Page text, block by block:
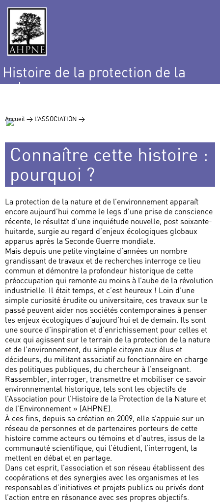
Histoire de la protection de la
nature
Accueil > L’ASSOCIATION >
Connaître cette histoire :
pourquoi ?
La protection de la nature et de l’environnement apparaît
encore aujourd’hui comme le legs d’une prise de conscience
récente, le résultat d’une inquiétude nouvelle, post soixante-
huitarde, surgie au regard d’enjeux écologiques globaux
apparus après la Seconde Guerre mondiale.
Mais depuis une petite vingtaine d’années un nombre
grandissant de travaux et de recherches interroge ce lieu
commun et démontre la profondeur historique de cette
préoccupation qui remonte au moins à l’aube de la révolution
industrielle. Il était temps, et c’est heureux ! Loin d’une
simple curiosité érudite ou universitaire, ces travaux sur le
passé peuvent aider nos sociétés contemporaines à penser
les enjeux écologiques d’aujourd’hui et de demain. Ils sont
une source d’inspiration et d’enrichissement pour celles et
ceux qui agissent sur le terrain de la protection de la nature
et de l’environnement, du simple citoyen aux élus et
décideurs, du militant associatif au fonctionnaire en charge
des politiques publiques, du chercheur à l’enseignant.
Rassembler, interroger, transmettre et mobiliser ce savoir
environnemental historique, tels sont les objectifs de
l’Association pour l’Histoire de la Protection de la Nature et
de l’Environnement » (AHPNE).
À ces fins, depuis sa création en 2009, elle s’appuie sur un
réseau de personnes et de partenaires porteurs de cette
histoire comme acteurs ou témoins et d’autres, issus de la
communauté scientifique, qui l’étudient, l’interrogent, la
mettent en débat et en partage.
Dans cet esprit, l’association et son réseau établissent des
coopérations et des synergies avec les organismes et les
responsables d’initiatives et projets publics ou privés dont
l’action entre en résonance avec ses propres objectifs.